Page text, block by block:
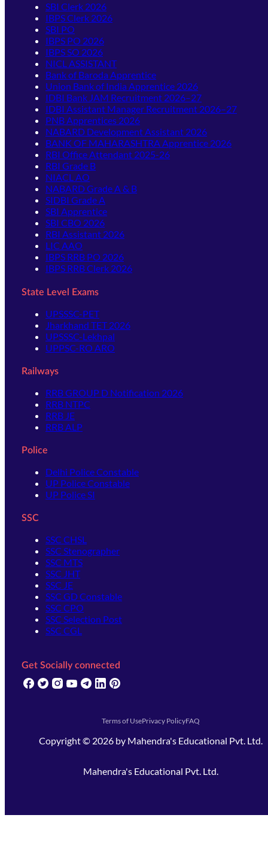
SBI Clerk 2026
IBPS Clerk 2026
SBI PO
IBPS PO 2026
IBPS SO 2026
NICL ASSISTANT
Bank of Baroda Apprentice
Union Bank of India Apprentice 2026
IDBI Bank JAM Recruitment 2026–27
IDBI Assistant Manager Recruitment 2026–27
PNB Apprentices 2026
NABARD Development Assistant 2026
BANK OF MAHARASHTRA Apprentice 2026
RBI Office Attendant 2025-26
RBI Grade B
NIACL AO
NABARD Grade A & B
SIDBI Grade A
SBI Apprentice
SBI CBO 2026
RBI Assistant 2026
LIC AAO
IBPS RRB PO 2026
IBPS RRB Clerk 2026
State Level Exams
UPSSSC-PET
Jharkhand TET 2026
UPSSSC-Lekhpal
UPPSC-RO ARO
Railways
RRB GROUP D Notification 2026
RRB NTPC
RRB JE
RRB ALP
Police
Delhi Police Constable
UP Police Constable
UP Police SI
SSC
SSC CHSL
SSC Stenographer
SSC MTS
SSC JHT
SSC JE
SSC GD Constable
SSC CPO
SSC Selection Post
SSC CGL
Get Socially connected
(opens in new tab)
(opens in new tab)
(opens in new tab)
(opens in new tab)
(opens in new tab)
(opens in new tab)
Terms of UsePrivacy PolicyFAQ
Copyright © 2026 by Mahendra's Educational Pvt. Ltd.
Mahendra's Educational Pvt. Ltd.